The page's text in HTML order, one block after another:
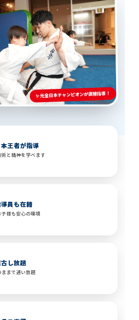
✨ 元全日本チャンピオンが直接指導！
王者が指導
術と精神を学べます
員も在籍
様も安心の環境
し放題
ままで通い放題